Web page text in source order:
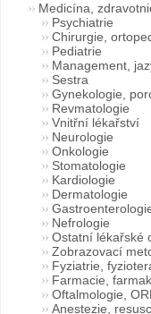
Medicína,
Psychiatrie
Chirurgie,
Pediatrie
Management,
Sestra
Gynekologie,
Revmatologie
Vnitřní lékařství
Neurologie
Onkologie
Stomatologie
Kardiologie
Dermatologie
Nefrologie
Ostatní lékařské
Zobrazovací
Fyziatrie,
Farmacie,
Oftalmologie,
Anestezie,